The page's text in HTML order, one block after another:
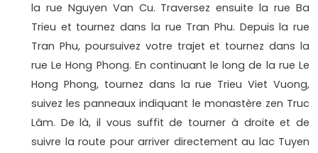
la rue Nguyen Van Cu. Traversez ensuite la rue Ba
Trieu et tournez dans la rue Tran Phu. Depuis la rue
Tran Phu, poursuivez votre trajet et tournez dans la
rue Le Hong Phong. En continuant le long de la rue Le
Hong Phong, tournez dans la rue Trieu Viet Vuong,
suivez les panneaux indiquant le monastère zen Truc
Lâm. De là, il vous suffit de tourner à droite et de
suivre la route pour arriver directement au lac Tuyen